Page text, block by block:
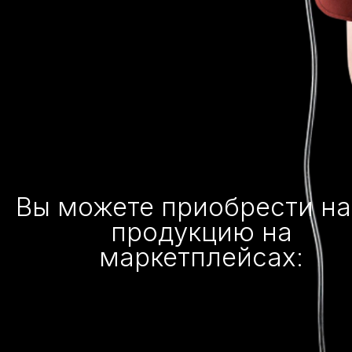
Вы можете приобрести
продукцию на
маркетплейсах: